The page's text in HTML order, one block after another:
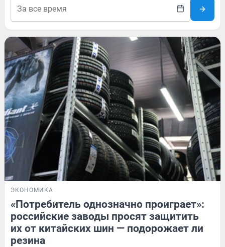
ЭКОНОМИКА
«Потребитель однозначно проиграет»:
российские заводы просят защитить
их от китайских шин — подорожает ли
резина